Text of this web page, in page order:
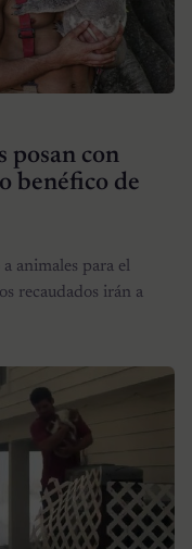
posan con
benéfico de
animales para el
recaudados irán a